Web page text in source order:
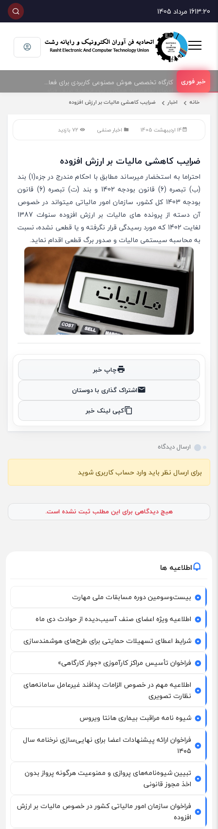
13:2016 مرداد 1405
کارگاه تخصصی هوش مصنوعی کاربردی برای فعالان حوزه فناوری و فروش تجهیزات الکترونیک و رایانه
امضای تفاهمنامه همکاری بین اتحادیه صنف فناوران الکترونیک و رایانه شهرستان رشت و پارک علم و فناوری گیلان
خانه اخبار ضرایب کاهشی مالیات بر ارزش افزوده
14 اردیبهشت 1405 اخبار صنفی
ضرایب کاهشی مالیات بر ارزش افزوده
احتراما به استخضار میرساند مطابق با احکام مندرج در جزء(1) بند
(ب) تبصره (6) قانون بودجه 1402 و بند (ت) تبصره (6) قانون
بودجه 1403 کل کشور، سازمان امور مالیاتی میتواند در خصوص
آن دسته از پرونده های مالیات بر ارزش افزوده سنوات 1387
لغایت 1402 که مورد رسیدگی قرار نگرفته و یا قطعی نشده، نسبت
به محاسبه سیستمی مالیات و صدور برگ قطعی اقدام نماید.
چاپ خبر
اشتراک گذاری با دوستان
کپی لینک خبر
ارسال دیدگاه
برای ارسال نظر باید وارد حساب کاربری شوید
هیچ دیدگاهی برای این مطلب ثبت نشده است.
اطلاعیه ها
بیست‌وسومین دوره مسابقات ملی مهارت
اطلاعیه ویژه اعضای صنف آسیب‌دیده از حوادث دی ماه
شرایط اعطای تسهیلات حمایتی برای طرح‌های هوشمندسازی
فراخوان تأسیس مراکز کارآموزی «جوار کارگاهی»
اطلاعیه مهم در خصوص الزامات پدافند غیرعامل سامانه‌های
نظارت تصویری
شیوه نامه مراقبت بیماری هانتا ویروس
فراخوان ارائه پیشنهادات اعضا برای نهایی‌سازی نرخنامه سال
۱۴۰۵
تبیین شیوه‌نامه‌های پروازی و ممنوعیت هرگونه پرواز بدون
اخذ مجوز قانونی
فراخوان سازمان امور مالیاتی کشور در خصوص مالیات بر ارزش
افزوده